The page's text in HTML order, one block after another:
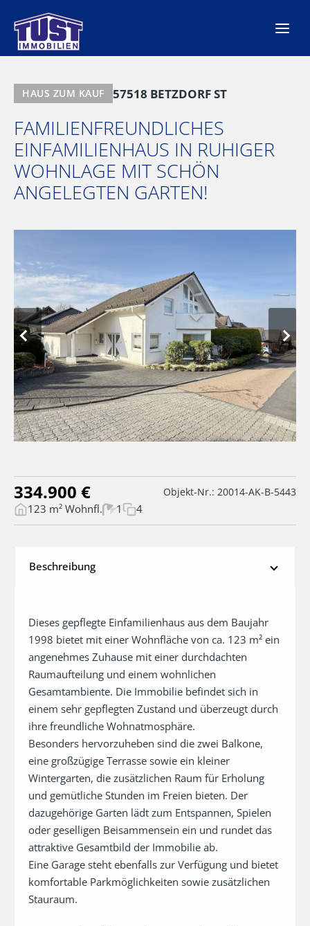
Inhalt
springen
HAUS ZUM KAUF 57518 BETZDORF ST
FAMILIENFREUNDLICHES
EINFAMILIENHAUS IN RUHIGER
WOHNLAGE MIT SCHÖN
ANGELEGTEN GARTEN!
334.900 € Objekt-Nr.: 20014-AK-B-5443
123 m² Wohnfl. 1 4
Beschreibung
Dieses gepflegte Einfamilienhaus aus dem Baujahr
1998 bietet mit einer Wohnfläche von ca. 123 m² ein
angenehmes Zuhause mit einer durchdachten
Raumaufteilung und einem wohnlichen
Gesamtambiente. Die Immobilie befindet sich in
einem sehr gepflegten Zustand und überzeugt durch
ihre freundliche Wohnatmosphäre.
Besonders hervorzuheben sind die zwei Balkone,
eine großzügige Terrasse sowie ein kleiner
Wintergarten, die zusätzlichen Raum für Erholung
und gemütliche Stunden im Freien bieten. Der
dazugehörige Garten lädt zum Entspannen, Spielen
oder geselligen Beisammensein ein und rundet das
attraktive Gesamtbild der Immobilie ab.
Eine Garage steht ebenfalls zur Verfügung und bietet
komfortable Parkmöglichkeiten sowie zusätzlichen
Stauraum.